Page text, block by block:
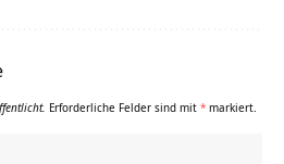
Erforderliche Felder sind mit * markiert.